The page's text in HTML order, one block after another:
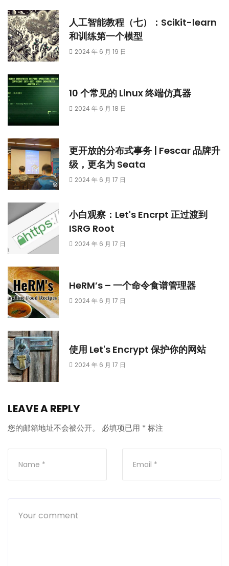
人工智能教程（七）：Scikit-learn
和训练第一个模型
2024 年 6 月 19 日
10 个常见的 Linux 终端仿真器
2024 年 6 月 18 日
更开放的分布式事务 | Fescar 品牌升
级，更名为 Seata
2024 年 6 月 17 日
小白观察：Let's Encrpt 正过渡到
ISRG Root
2024 年 6 月 17 日
HeRM’s – 一个命令食谱管理器
2024 年 6 月 17 日
使用 Let's Encrypt 保护你的网站
2024 年 6 月 17 日
LEAVE A REPLY
您的邮箱地址不会被公开。 必填项已用 * 标注